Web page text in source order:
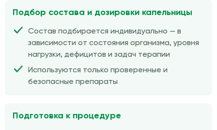
Подбор состава и дозировки капельницы
Состав подбирается индивидуально — в
зависимости от состояния организма, уровня
нагрузки, дефицитов и задач терапии
Используются только проверенные и
безопасные препараты
Подготовка к процедуре